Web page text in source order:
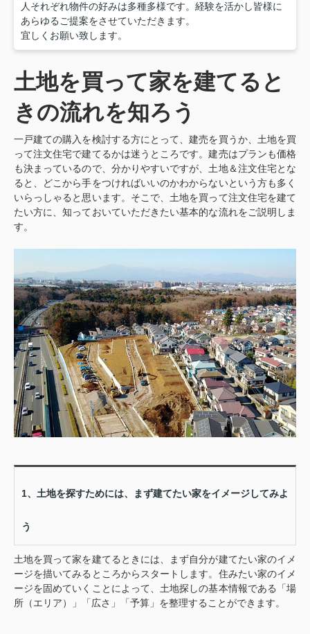
人それぞれ物件の好みは多種多様です。経験を活かし皆様に
あらゆるご提案をさせていただきます。
宜しくお願い致します。
土地を買って家を建てると
きの流れを知ろう
一戸建ての購入を検討する方にとって、建売を買うか、土地を買
って注文住宅で建てるかは迷うところです。建売はプランも価格
も決まっているので、分かりやすいですが、土地＆注文住宅とな
ると、どこから手をつければいいのかわからないという方も多く
いらっしゃると思います。そこで、土地を買って注文住宅を建て
たい方に、知っておいていただきたい基本的な流れをご説明しま
す。
1、土地を探すためには、まず建てたい家をイメージしてみよ
う
土地を買って家を建てるときには、まず自分が建てたい家のイメ
ージを描いてみるところからスタートします。住みたい家のイメ
ージを固めていくことによって、土地探しの基本情報である「場
所（エリア）」「広さ」「予算」を整理することができます。